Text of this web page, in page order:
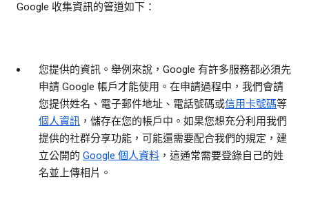
Google 收集資訊的管道如下：
您提供的資訊。 舉例來說，Google 有許多服務都必須先
申請 Google 帳戶才能使用。在申請過程中，我們會請
您提供姓名、電子郵件地址、電話號碼或信用卡號碼等
個人資訊 ，儲存在您的帳戶中。如果您想充分利用我們
提供的社群分享功能，可能還需要配合我們的規定，建
立公開的 Google 個人資料 ，這通常需要登錄自己的姓
名並上傳相片。